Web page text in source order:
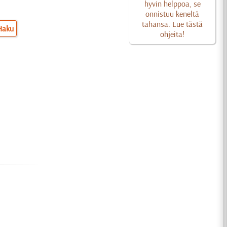
hyvin helppoa, se
onnistuu keneltä
tahansa. Lue tästä
ohjeita!